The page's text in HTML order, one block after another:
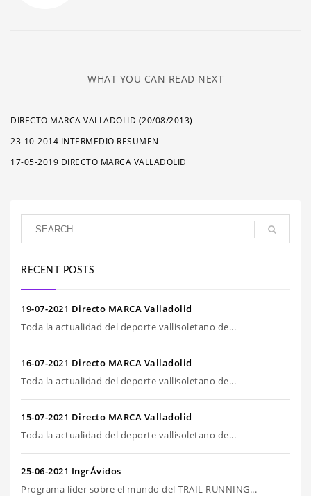
WHAT YOU CAN READ NEXT
DIRECTO MARCA VALLADOLID (20/08/2013)
23-10-2014 INTERMEDIO RESUMEN
17-05-2019 DIRECTO MARCA VALLADOLID
RECENT POSTS
19-07-2021 Directo MARCA Valladolid
Toda la actualidad del deporte vallisoletano de...
16-07-2021 Directo MARCA Valladolid
Toda la actualidad del deporte vallisoletano de...
15-07-2021 Directo MARCA Valladolid
Toda la actualidad del deporte vallisoletano de...
25-06-2021 IngrÁvidos
Programa líder sobre el mundo del TRAIL RUNNING...